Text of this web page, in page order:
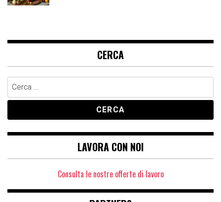
CERCA
Ricerca
per:
LAVORA CON NOI
Consulta le nostre offerte di lavoro